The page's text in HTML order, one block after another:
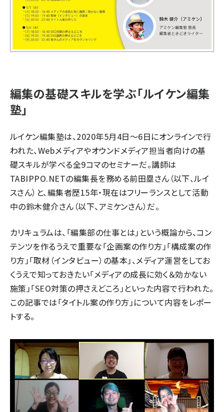
編集の基礎スキルを学ぶ「ルイケン編集
塾」
ルイケン編集塾は、2020年5月4日～6日にオンラインで行
われた、Webメディアやオウンドメディア担当者向けの基
礎スキルが学べる全9コマのセミナーだ。講師は
TABIPPO.NETの編集長を務める前田塁さん（以下、ルイ
スさん）と、編集者歴15年・現在はフリーランスとして活動
中の鈴木健介さん（以下、アミケンさん）だ。
カリキュラムは、「編集部の仕事とは」という概論から、コン
テンツを作るうえで重要な「企画案の作り方」「構成案の作
り方」「取材（インタビュー）の基本」、メディア運営をしてお
くうえで知っておきたい「メディアの成長に効く＆効かない
施策」「SEO対策の押さえどころ」といった内容で行われた。
この記事では「タイトル案の作り方」について内容をレポー
トする。